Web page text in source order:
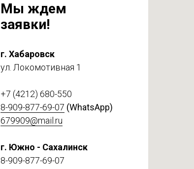
Мы ждем
заявки!
г. Хабаровск
ул. Локомотивная 1
+7 (4212) 680-550
8-909-877-69-07 (WhatsApp)
679909@mail.ru
г. Южно - Сахалинск
8-909-877-69-07